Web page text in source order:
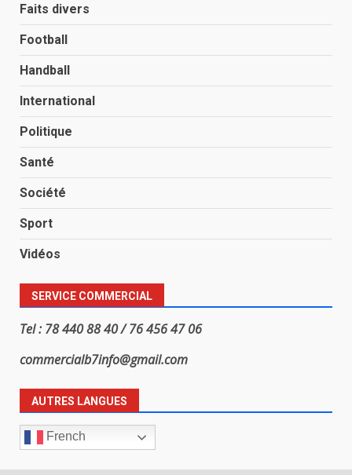
Faits divers
Football
Handball
International
Politique
Santé
Société
Sport
Vidéos
SERVICE COMMERCIAL
Tel : 78 440 88 40 / 76 456 47 06
commercialb7info@gmail.com
AUTRES LANGUES
French